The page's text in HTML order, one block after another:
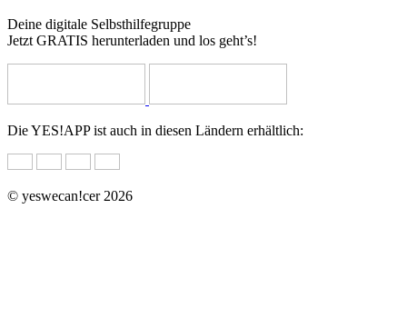
Deine digitale Selbsthilfegruppe
Jetzt GRATIS herunterladen und los geht’s!
Die YES!APP ist auch in diesen Ländern erhältlich:
© yeswecan!cer 2026